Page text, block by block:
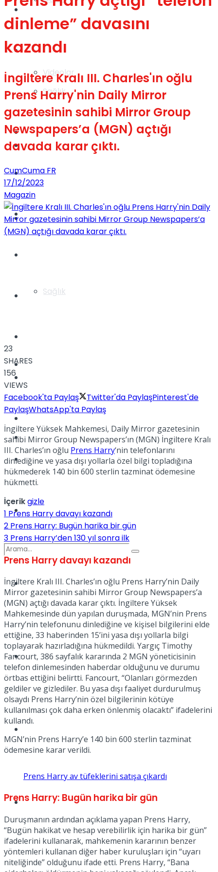
Videolar
Gündem
Yaşam
Sağlık
TV
Kadınca
Dünya
Türkiye
Müzik
Tatil
Gündem
Yaşam
Sağlık
TV
Kadınca
Dünya
Müzik
Spor
Podcast
No Result
View All Result
dinleme” davasını
kazandı
İngiltere Kralı III. Charles'ın oğlu
Prens Harry'nin Daily Mirror
gazetesinin sahibi Mirror Group
Newspapers’a (MGN) açtığı
davada karar çıktı.
CumCuma FR
17/12/2023
Magazin
23
SHARES
156
VIEWS
Facebook'ta Paylaş
Twitter'da PaylaşPinterest'de
PaylaşWhatsApp'ta Paylaş
İngiltere Yüksek Mahkemesi, Daily Mirror gazetesinin
sahibi Mirror Group Newspapers’ın (MGN) İngiltere Kralı
III. Charles’ın oğlu Prens Harry‘nin telefonlarını
dinlediğine ve yasa dışı yollarla özel bilgi topladığına
hükmederek 140 bin 600 sterlin tazminat ödemesine
hükmetti.
İçerikgizle
1 Prens Harry davayı kazandı
2 Prens Harry: Bugün harika bir gün
3 Prens Harry’den 130 yıl sonra ilk
Prens Harry davayı kazandı
İngiltere Kralı III. Charles’ın oğlu Prens Harry’nin Daily
Mirror gazetesinin sahibi Mirror Group Newspapers’a
(MGN) açtığı davada karar çıktı. İngiltere Yüksek
Mahkemesinde dün yapılan duruşmada, MGN’nin Prens
Harry’nin telefonunu dinlediğine ve kişisel bilgilerini elde
ettiğine, 33 haberinden 15’ini yasa dışı yollarla bilgi
toplayarak hazırladığına hükmedildi. Yargıç Timothy
Fancourt, 386 sayfalık kararında 2 MGN yöneticisinin
telefon dinlemesinden haberdar olduğunu ve durumu
örtbas ettiğini belirtti. Fancourt, “Olanları görmezden
geldiler ve gizlediler. Bu yasa dışı faaliyet durdurulmuş
olsaydı Prens Harry’nin özel bilgilerinin kötüye
kullanılması çok daha erken önlenmiş olacaktı” ifadelerini
kullandı.
MGN’nin Prens Harry’e 140 bin 600 sterlin tazminat
ödemesine karar verildi.
Prens Harry av tüfeklerini satışa çıkardı
Prens Harry: Bugün harika bir gün
Duruşmanın ardından açıklama yapan Prens Harry,
“Bugün hakikat ve hesap verebilirlik için harika bir gün”
ifadelerini kullanarak, mahkemenin kararının benzer
yöntemleri kullanan diğer haber kuruluşları için “uyarı
niteliğinde” olduğunu ifade etti. Prens Harry, “Bana